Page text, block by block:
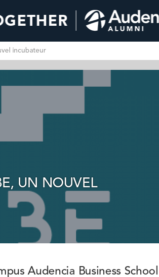
incubateur
UN NOUVEL
Audencia Business School